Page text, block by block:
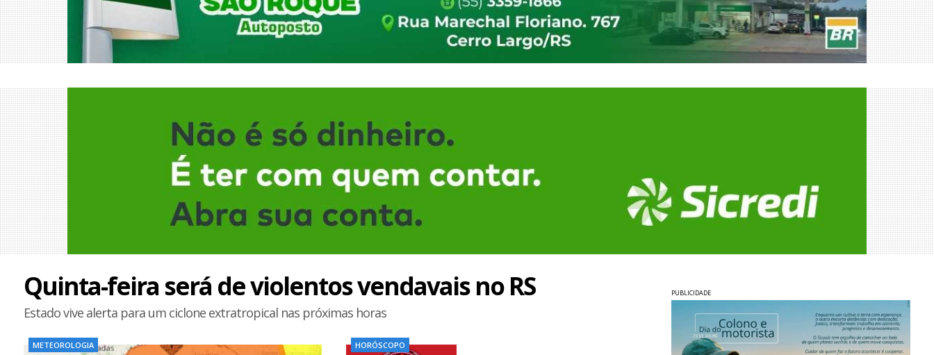
Quinta-feira será de violentos vendavais no RS
Estado vive alerta para um ciclone extratropical nas próximas horas
METEOROLOGIA HORÓSCOPO
PUBLICIDADE